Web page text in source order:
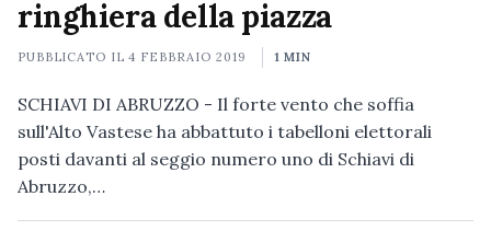
ringhiera della piazza
PUBBLICATO IL4 FEBBRAIO 2019 1 MIN
SCHIAVI DI ABRUZZO - Il forte vento che soffia
sull'Alto Vastese ha abbattuto i tabelloni elettorali
posti davanti al seggio numero uno di Schiavi di
Abruzzo,…